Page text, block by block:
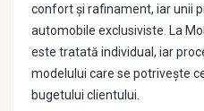
confort și rafinament, iar unii
automobile exclusiviste. La
este tratată individual, iar
modelului care se potrivește
bugetului clientului.